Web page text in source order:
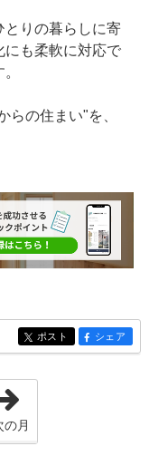
とりの暮らしに寄
にも柔軟に対応で
らの住まい"を、
entry411
ポスト entry411
シェア
の月